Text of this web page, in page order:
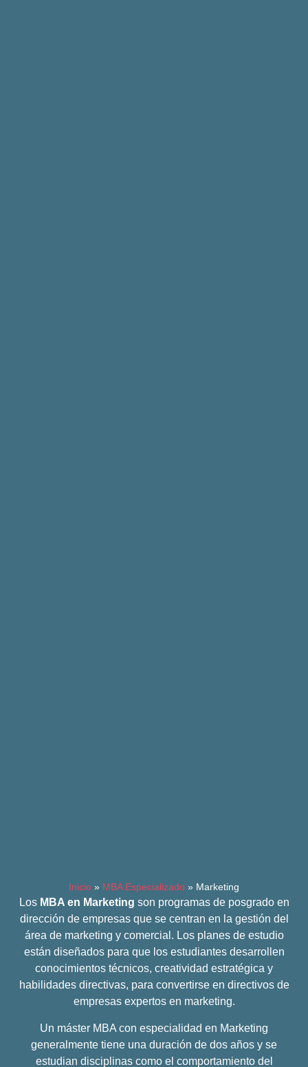
Inicio » MBA Especializado » Marketing
Los MBA en Marketing son programas de posgrado en
dirección de empresas que se centran en la gestión del
área de marketing y comercial. Los planes de estudio
están diseñados para que los estudiantes desarrollen
conocimientos técnicos, creatividad estratégica y
habilidades directivas, para convertirse en directivos de
empresas expertos en marketing.
Un máster MBA con especialidad en Marketing
generalmente tiene una duración de dos años y se
estudian disciplinas como el comportamiento del